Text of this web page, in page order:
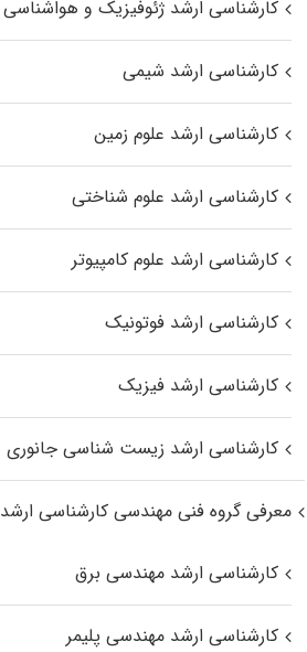
کارشناسی ارشد ژئوفیزیک و هواشناسی
کارشناسی ارشد شیمی
کارشناسی ارشد علوم زمین
کارشناسی ارشد علوم شناختی
کارشناسی ارشد علوم کامپیوتر
کارشناسی ارشد فوتونیک
کارشناسی ارشد فیزیک
کارشناسی ارشد زیست‌ شناسی جانوری
معرفی گروه فنی مهندسی کارشناسی ارشد
کارشناسی ارشد مهندسی برق
کارشناسی ارشد مهندسی پلیمر